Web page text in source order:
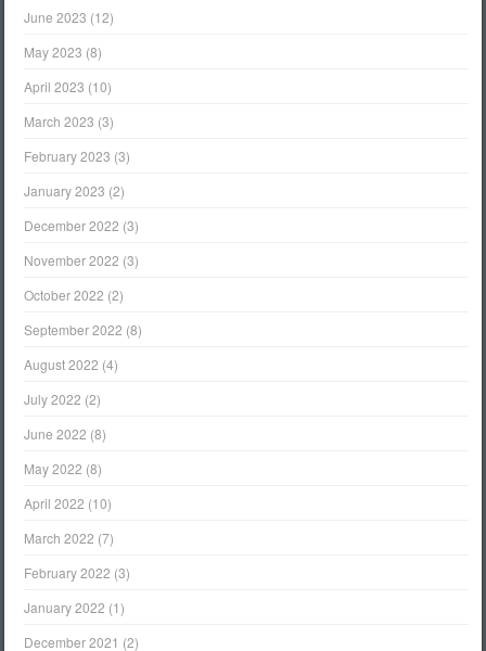
June 2023 (12)
May 2023 (8)
April 2023 (10)
March 2023 (3)
February 2023 (3)
January 2023 (2)
December 2022 (3)
November 2022 (3)
October 2022 (2)
September 2022 (8)
August 2022 (4)
July 2022 (2)
June 2022 (8)
May 2022 (8)
April 2022 (10)
March 2022 (7)
February 2022 (3)
January 2022 (1)
December 2021 (2)